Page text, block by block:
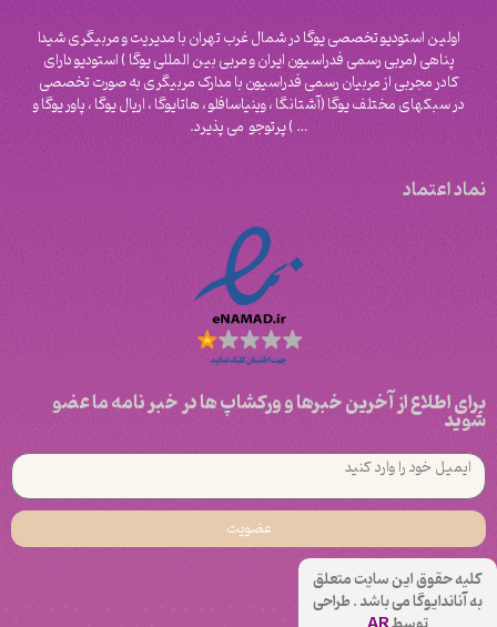
اولین استودیو تخصصی یوگا در شمال غرب تهران با مدیریت و مربیگری شیدا
پناهی (مربی رسمی فدراسیون ایران و مربی بین المللی یوگا ) استودیو دارای
کادر مجربی از مربیان رسمی فدراسیون با مدارک مربیگری به صورت تخصصی
در سبکهای مختلف یوگا (آشتانگا ، وینیاسافلو ، هاتایوگا ، اریال یوگا ، پاور یوگا و
‌… ) پرتوجو می پذیرد.
نماد اعتماد
برای اطلاع از آخرین خبرها و ورکشاپ ها در خبر نامه ما عضو
شوید
عضویت
کلیه حقوق این سایت متعلق
به آناندایوگا می باشد . طراحی